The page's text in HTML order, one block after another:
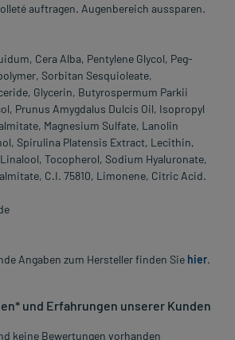
auftragen. Augenbereich aussparen.
Cera Alba, Pentylene Glycol, Peg-
Sorbitan Sesquioleate,
Glycerin, Butyrospermum Parkii
Prunus Amygdalus Dulcis Oil, Isopropyl
Magnesium Sulfate, Lanolin
Spirulina Platensis Extract, Lecithin,
Tocopherol, Sodium Hyaluronate,
C.I. 75810, Limonene, Citric Acid.
Angaben zum Hersteller finden Sie hier.
und Erfahrungen unserer Kunden
keine Bewertungen vorhanden